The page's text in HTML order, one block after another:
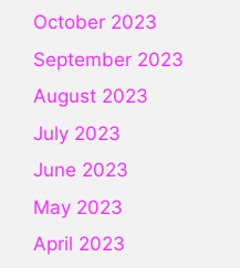
October 2023
September 2023
August 2023
July 2023
June 2023
May 2023
April 2023